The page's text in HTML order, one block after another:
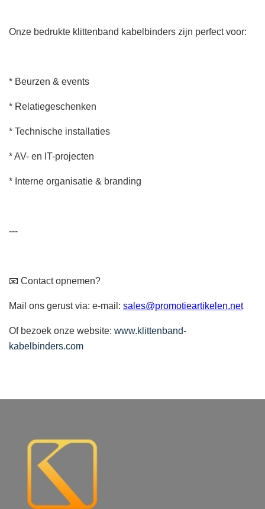
Onze bedrukte klittenband kabelbinders zijn perfect voor:
* Beurzen & events
* Relatiegeschenken
* Technische installaties
* AV- en IT-projecten
* Interne organisatie & branding
---
📧 Contact opnemen?
Mail ons gerust via: e-mail: sales@promotieartikelen.net
Of bezoek onze website: www.klittenband-
kabelbinders.com